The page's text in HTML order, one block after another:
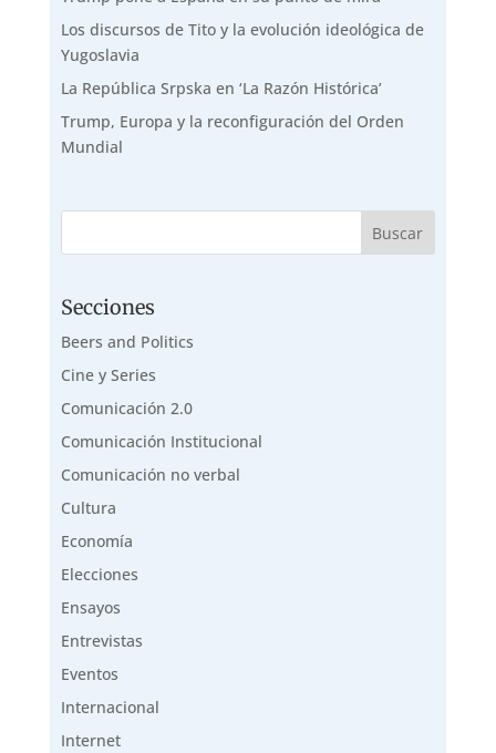
Los discursos de Tito y la evolución ideológica de
Yugoslavia
La República Srpska en ‘La Razón Histórica’
Trump, Europa y la reconfiguración del Orden
Mundial
Secciones
Beers and Politics
Cine y Series
Comunicación 2.0
Comunicación Institucional
Comunicación no verbal
Cultura
Economía
Elecciones
Ensayos
Entrevistas
Eventos
Internacional
Internet